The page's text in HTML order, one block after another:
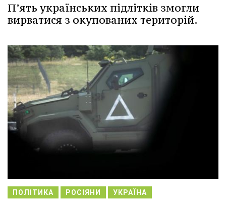
П’ять українських підлітків змогли
вирватися з окупованих територій.
ПОЛІТИКА РОСІЯНИ УКРАЇНА